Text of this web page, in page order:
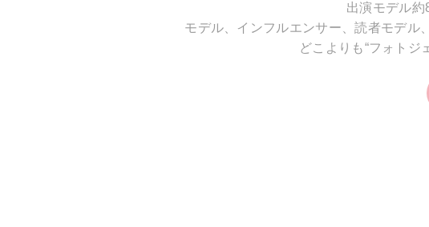
出演モデル約
モデル、インフルエンサー、読者モデル
どこよりも“フォトジ